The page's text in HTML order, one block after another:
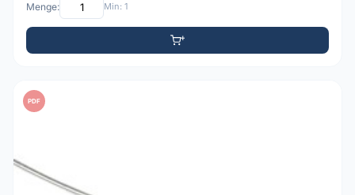
Menge: Min: 1
PDF